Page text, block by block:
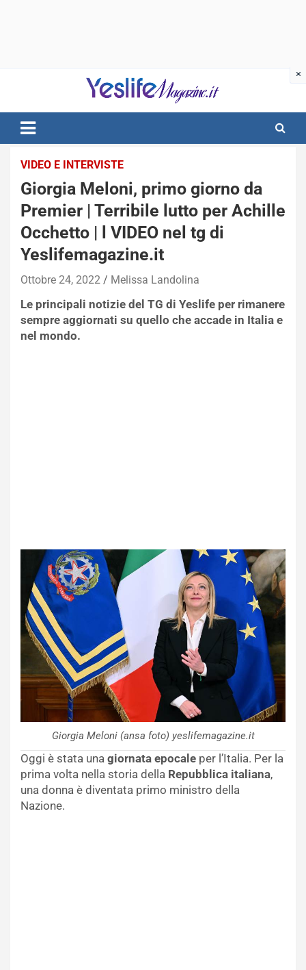
notizie di intrattenimento
VIDEO E INTERVISTE
Giorgia Meloni, primo giorno da
Premier | Terribile lutto per Achille
Occhetto | l VIDEO nel tg di
Yeslifemagazine.it
Ottobre 24, 2022 Melissa Landolina
Le principali notizie del TG di Yeslife per rimanere
sempre aggiornati su quello che accade in Italia e
nel mondo.
Giorgia Meloni (ansa foto) yeslifemagazine.it
Oggi è stata una giornata epocale per l’Italia. Per la
prima volta nella storia della Repubblica italiana,
una donna è diventata primo ministro della
Nazione.